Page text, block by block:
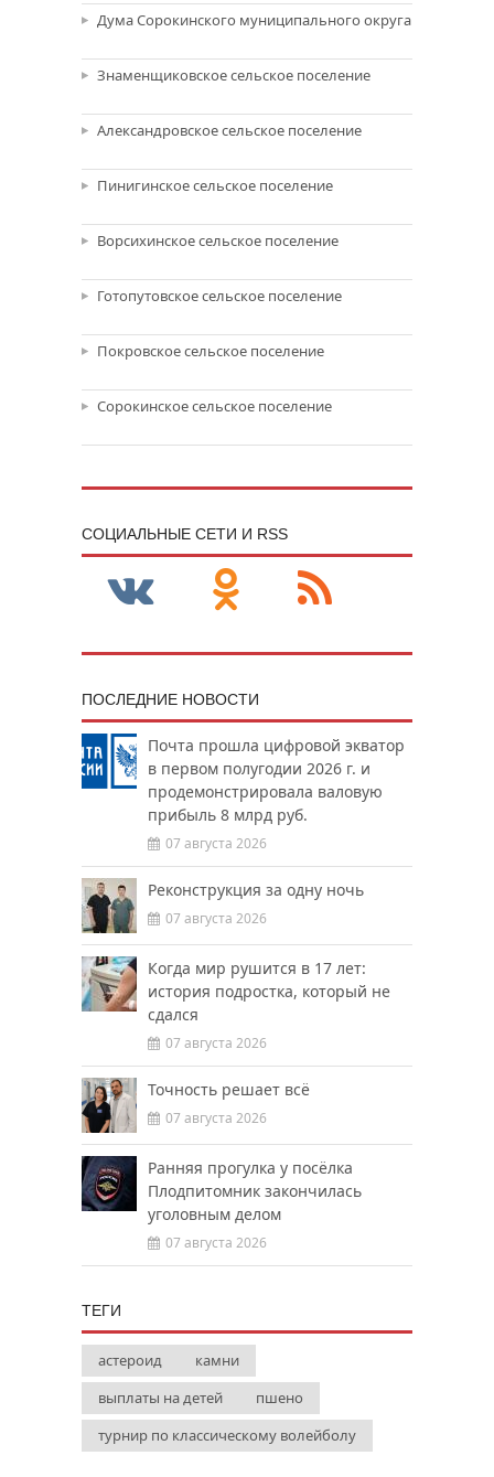
Дума Сорокинского муниципального округа
Знаменщиковское сельское поселение
Александровское сельское поселение
Пинигинское сельское поселение
Ворсихинское сельское поселение
Готопутовское сельское поселение
Покровское сельское поселение
Сорокинское сельское поселение
CОЦИАЛЬНЫЕ СЕТИ И RSS
ПОСЛЕДНИЕ НОВОСТИ
Почта прошла цифровой экватор
в первом полугодии 2026 г. и
продемонстрировала валовую
прибыль 8 млрд руб.
07 августа 2026
Реконструкция за одну ночь
07 августа 2026
Когда мир рушится в 17 лет:
история подростка, который не
сдался
07 августа 2026
Точность решает всё
07 августа 2026
Ранняя прогулка у посёлка
Плодпитомник закончилась
уголовным делом
07 августа 2026
ТЕГИ
астероид
камни
выплаты на детей
пшено
турнир по классическому волейболу